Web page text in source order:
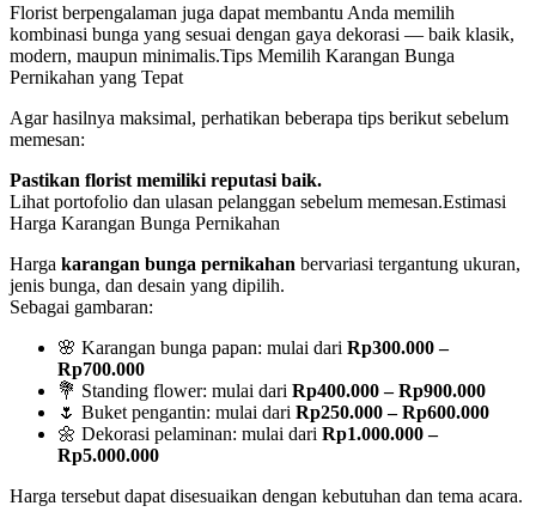
Florist berpengalaman juga dapat membantu Anda memilih
kombinasi bunga yang sesuai dengan gaya dekorasi — baik klasik,
modern, maupun minimalis.Tips Memilih Karangan Bunga
Pernikahan yang Tepat
Agar hasilnya maksimal, perhatikan beberapa tips berikut sebelum
memesan:
Pastikan florist memiliki reputasi baik.
Lihat portofolio dan ulasan pelanggan sebelum memesan.Estimasi
Harga Karangan Bunga Pernikahan
Harga karangan bunga pernikahan bervariasi tergantung ukuran,
jenis bunga, dan desain yang dipilih.
Sebagai gambaran:
🌸 Karangan bunga papan: mulai dari Rp300.000 –
Rp700.000
💐 Standing flower: mulai dari Rp400.000 – Rp900.000
🌷 Buket pengantin: mulai dari Rp250.000 – Rp600.000
🌼 Dekorasi pelaminan: mulai dari Rp1.000.000 –
Rp5.000.000
Harga tersebut dapat disesuaikan dengan kebutuhan dan tema acara.